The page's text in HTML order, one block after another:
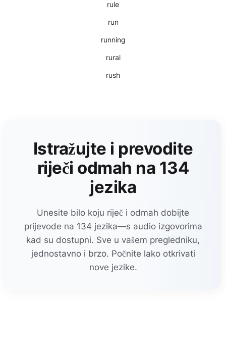
rule
run
running
rural
rush
Istražujte i prevodite
riječi odmah na 134
jezika
Unesite bilo koju riječ i odmah dobijte
prijevode na 134 jezika—s audio izgovorima
kad su dostupni. Sve u vašem pregledniku,
jednostavno i brzo. Počnite lako otkrivati
nove jezike.